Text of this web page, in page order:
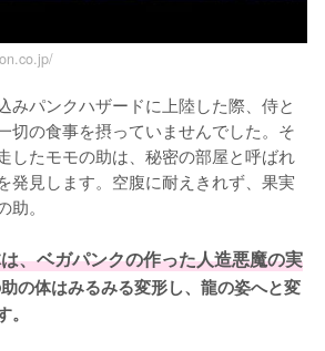
みパンクハザードに上陸した際、侍と
切の食事を摂っていませんでした。そ
したモモの助は、秘密の部屋と呼ばれ
発見します。空腹に耐えきれず、果実
。
、ベガパンクの作った人造悪魔の実
の体はみるみる変形し、龍の姿へと変